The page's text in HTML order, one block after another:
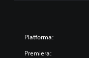
Platforma:
Premiera: